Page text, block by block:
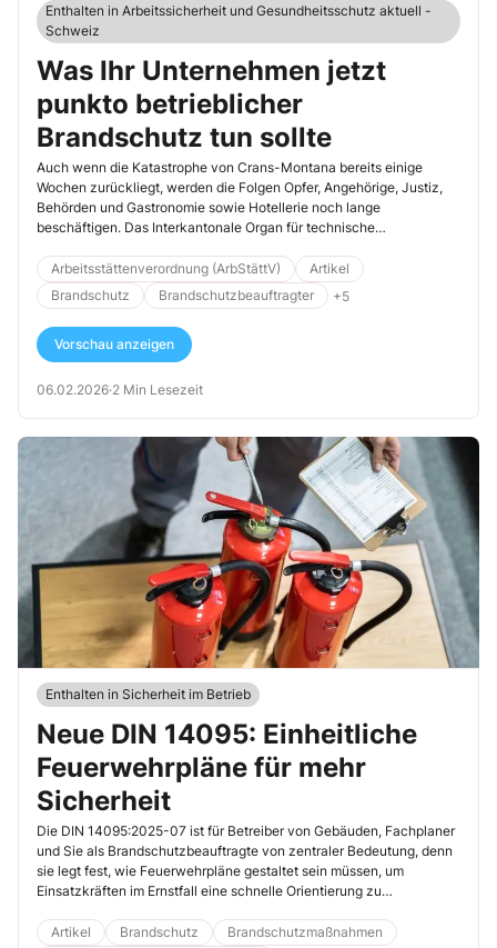
Enthalten in Arbeitssicherheit und Gesundheitsschutz aktuell -
Schweiz
Was Ihr Unternehmen jetzt
punkto betrieblicher
Brandschutz tun sollte
Auch wenn die Katastrophe von Crans-Montana bereits einige
Wochen zurückliegt, werden die Folgen Opfer, Angehörige, Justiz,
Behörden und Gastronomie sowie Hotellerie noch lange
beschäftigen. Das Interkantonale Organ für technische
Gebäudeversicherungen (VKG) haben als direkte Reaktion
beschlossen, den bereits in der Vernehmlassung befindlichen
Entwurf für liberalisierte Schweizerische Brandschutzvorschriften
noch einmal grundlegend zu überarbeiten. Aber auch in der
betrieblichen Praxis kommen Fragen auf, ob bestehende
Brandschutzkonzepte erweitert werden müssen. Diese Bausteine
sollte Ihr Massnahmenplan dabei auf jeden Fall enthalten.
Arbeitsstättenverordnung (ArbStättV)
Artikel
Brandschutz
Brandschutzbeauftragter +5
Vorschau anzeigen
06.02.2026·2 Min Lesezeit
Enthalten in Sicherheit im Betrieb
Neue DIN 14095: Einheitliche
Feuerwehrpläne für mehr
Sicherheit
Die DIN 14095:2025-07 ist für Betreiber von Gebäuden, Fachplaner
und Sie als Brandschutzbeauftragte von zentraler Bedeutung, denn
sie legt fest, wie Feuerwehrpläne gestaltet sein müssen, um
Einsatzkräften im Ernstfall eine schnelle Orientierung zu
Welt der Feuerwehrpläne.
Artikel Brandschutz
Brandschutzmaßnahmen